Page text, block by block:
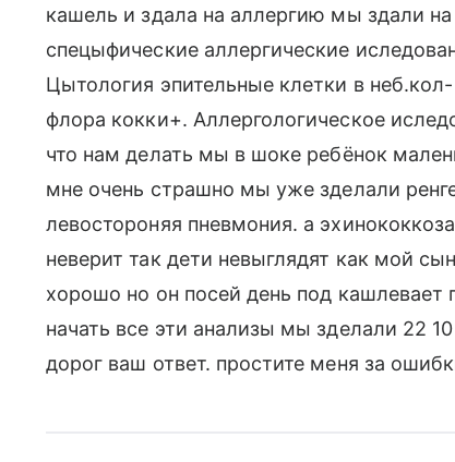
кашель и здала на аллергию мы здали
спецыфические аллергические
Цытология эпительные клетки в
флора кокки+. Аллергологическое
что нам делать мы в шоке ребёнок
мне очень страшно мы уже зделали
левостороняя пневмония. а
неверит так дети невыглядят как мой
хорошо но он посей день под кашлевает
начать все эти анализы мы зделали 22
дорог ваш ответ. простите меня за